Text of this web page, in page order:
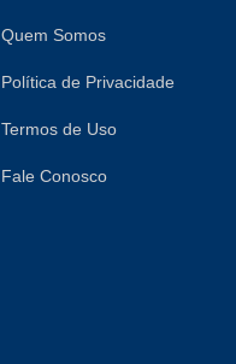
Quem Somos
Política de Privacidade
Termos de Uso
Fale Conosco